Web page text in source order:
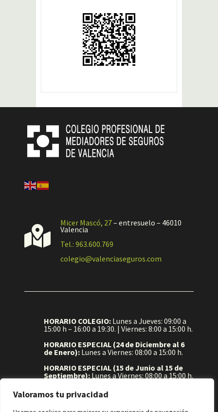
Valoramos tu privacidad

Micer Mascó, 27– entresuelo – 46010
Valencia
Tel.: 963.600.769
colegio@valenciaseguros.com
HORARIO COLEGIO: Lunes a Jueves: 09:00 a
15:00 h – 16:00 a 19:30. | Viernes: 8:00 a 15:00 h.
HORARIO ESPECIAL (24 de Diciembre al 6
de Enero): Lunes a Viernes: 08:00 a 15:00 h.
HORARIO ESPECIAL (15 de Junio al 15 de
Septiembre): Lunes a Viernes: 08:00 a 15:00 h.